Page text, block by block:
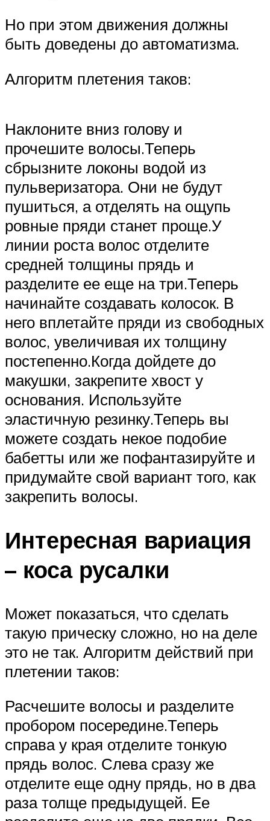
Но при этом движения должны
быть доведены до автоматизма.
Алгоритм плетения таков:
Наклоните вниз голову и
прочешите волосы.Теперь
сбрызните локоны водой из
пульверизатора. Они не будут
пушиться, а отделять на ощупь
ровные пряди станет проще.У
линии роста волос отделите
средней толщины прядь и
разделите ее еще на три.Теперь
начинайте создавать колосок. В
него вплетайте пряди из свободных
волос, увеличивая их толщину
постепенно.Когда дойдете до
макушки, закрепите хвост у
основания. Используйте
эластичную резинку.Теперь вы
можете создать некое подобие
бабетты или же пофантазируйте и
придумайте свой вариант того, как
закрепить волосы.
Интересная вариация
– коса русалки
Может показаться, что сделать
такую прическу сложно, но на деле
это не так. Алгоритм действий при
плетении таков:
Расчешите волосы и разделите
пробором посередине.Теперь
справа у края отделите тонкую
прядь волос. Слева сразу же
отделите еще одну прядь, но в два
раза толще предыдущей. Ее